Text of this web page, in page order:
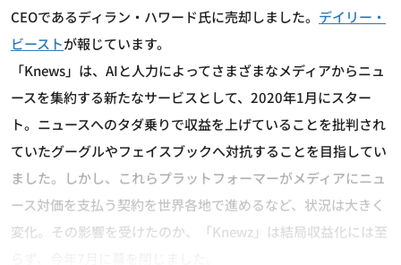
CEOであるディラン・ハワード氏に売却しました。 デイリー・
ビーストが報じています。
「Knews」は、AIと人力によってさまざまなメディアからニュ
ースを集約する新たなサービスとして、2020年1月にスター
ト。ニュースへのタダ乗りで収益を上げていることを批判され
ていたグーグルやフェイスブックへ対抗することを目指してい
ました。しかし、これらプラットフォーマーがメディアにニュ
ース対価を支払う契約を世界各地で進めるなど、状況は大きく
変化。その影響を受けたのか、「Knewz」は結局収益化には至